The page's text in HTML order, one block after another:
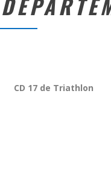
CD 17 de Triathlon